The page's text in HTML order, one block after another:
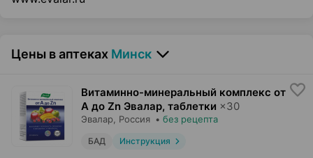
Цены в аптеках Минск
Витаминно-минеральный комплекс от
A до Zn Эвалар, таблетки ×30
Эвалар, Россия • без рецепта
БАД Инструкция